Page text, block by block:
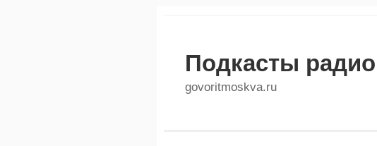
Подкасты
govoritmoskva.ru